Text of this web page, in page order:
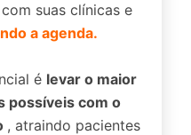
suas clínicas e
a agenda.
é levar o maior
possíveis com o
, atraindo pacientes